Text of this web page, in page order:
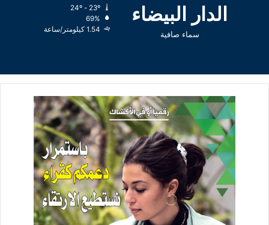
الدار البيضاء
سماء صافية
69%
1.54 كيلومتر/ساعة